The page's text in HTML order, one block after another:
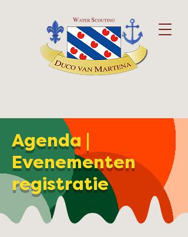
Agenda |
Evenementen
registratie